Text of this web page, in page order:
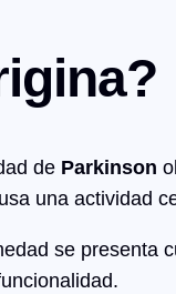
de Parkinson
una actividad
se presenta